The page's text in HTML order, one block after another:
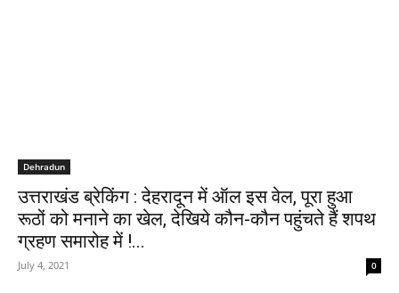
Dehradun
उत्तराखंड ब्रेकिंग : देहरादून में ऑल इस वेल, पूरा हुआ
रूठों को मनाने का खेल, देखिये कौन-कौन पहुंचते हैं शपथ
ग्रहण समारोह में !...
July 4, 2021 0